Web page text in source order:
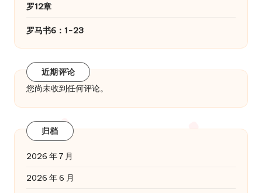
罗12章
罗马书6：1-23
近期评论
您尚未收到任何评论。
归档
2026 年 7 月
2026 年 6 月